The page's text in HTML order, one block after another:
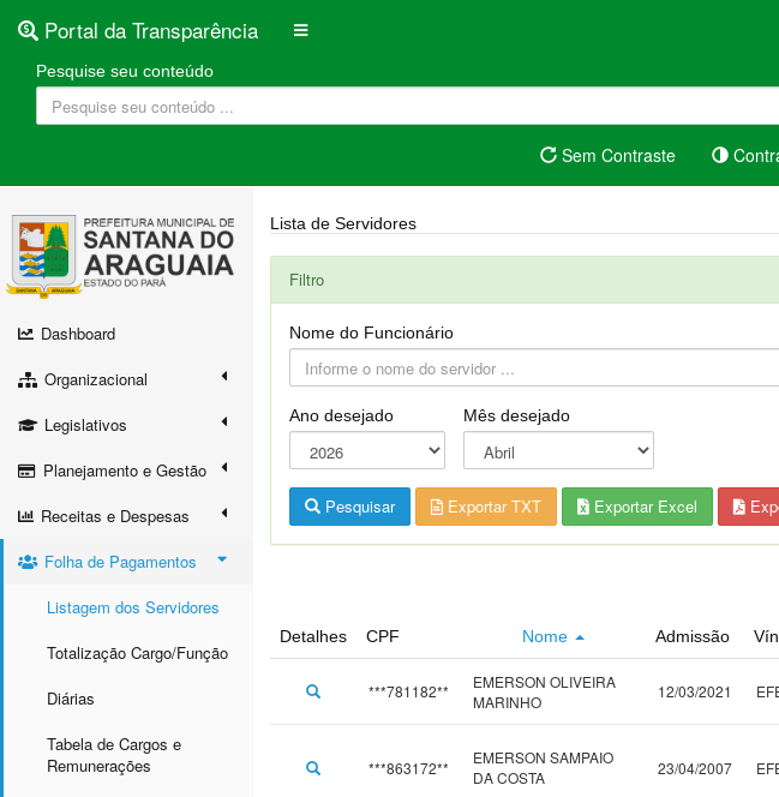
Portal da Transparência
Pesquise seu conteúdo
Sem Contraste
Dashboard
Organizacional
Legislativos
Planejamento e Gestão
Receitas e Despesas
Folha de Pagamentos
Listagem dos Servidores
Totalização Cargo/Função
Diárias
Tabela de Cargos e
Remunerações
Lista de Servidores
Filtro
Nome do Funcionário
Ano desejado Mês desejado
Pesquisar Exportar TXT Exportar Excel
Detalhes CPF Nome Admissão
***781182**
EMERSON OLIVEIRA
MARINHO
12/03/2021
***863172**
EMERSON SAMPAIO
DA COSTA
23/04/2007